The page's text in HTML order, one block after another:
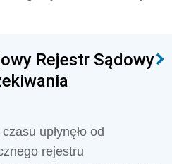
Rejestr Sądowy
upłynęło od
rejestru